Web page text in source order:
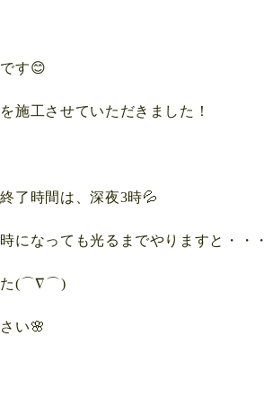
す😊
施工させていただきました！
了時間は、深夜3時💦
になっても光るまでやりますと・・・
た(⌒∇⌒)
い🌸